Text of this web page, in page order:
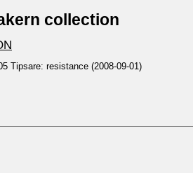
collection
Tipsare: resistance (2008-09-01)